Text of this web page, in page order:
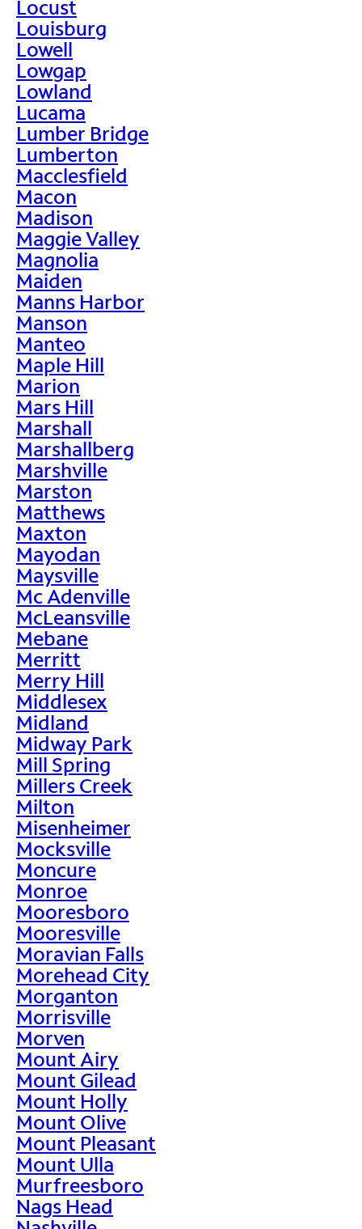
Locust
Louisburg
Lowell
Lowgap
Lowland
Lucama
Lumber Bridge
Lumberton
Macclesfield
Macon
Madison
Maggie Valley
Magnolia
Maiden
Manns Harbor
Manson
Manteo
Maple Hill
Marion
Mars Hill
Marshall
Marshallberg
Marshville
Marston
Matthews
Maxton
Mayodan
Maysville
Mc Adenville
McLeansville
Mebane
Merritt
Merry Hill
Middlesex
Midland
Midway Park
Mill Spring
Millers Creek
Milton
Misenheimer
Mocksville
Moncure
Monroe
Mooresboro
Mooresville
Moravian Falls
Morehead City
Morganton
Morrisville
Morven
Mount Airy
Mount Gilead
Mount Holly
Mount Olive
Mount Pleasant
Mount Ulla
Murfreesboro
Nags Head